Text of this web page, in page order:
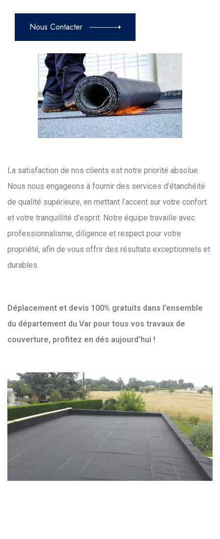
Nous Contacter
La satisfaction de nos clients est notre priorité absolue.
Nous nous engageons à fournir des services d’étanchéité
de qualité supérieure, en mettant l’accent sur votre confort
et votre tranquillité d’esprit. Notre équipe travaille avec
professionnalisme, diligence et respect pour votre
propriété, afin de vous offrir des résultats exceptionnels et
durables.
Déplacement et devis 100% gratuits dans l’ensemble
du département du Var pour tous vos travaux de
couverture, profitez en dés aujourd’hui !